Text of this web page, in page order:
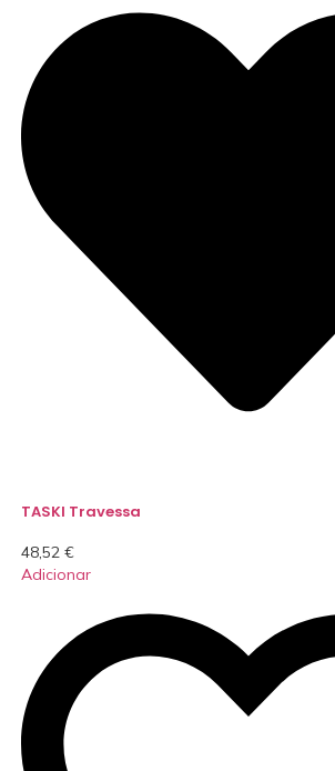
TASKI Travessa
48,52 €
Adicionar